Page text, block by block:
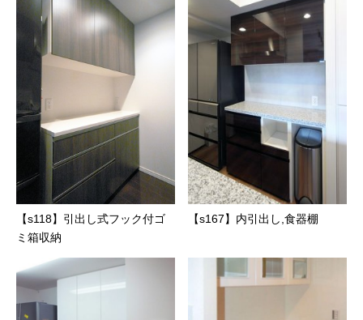
【s118】引出し式フック付ゴ
ミ箱収納
【s167】内引出し,食器棚